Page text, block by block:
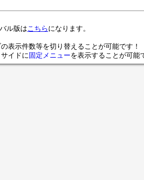
ル版はこちらになります。
表示件数等を切り替えることが可能です！
イドに固定メニューを表示することが可能